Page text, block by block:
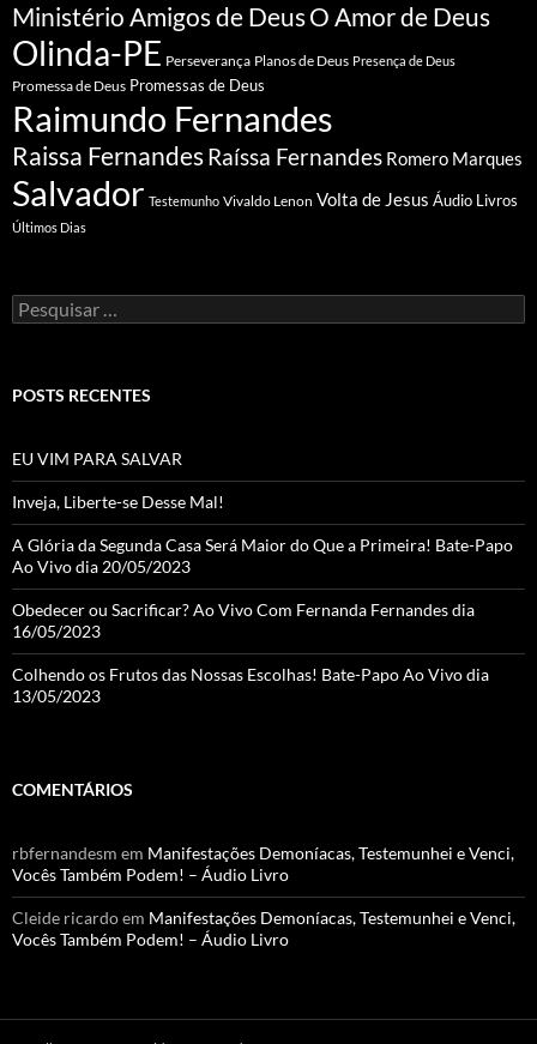
Ministério Amigos de DeusO Amor de Deus
Olinda-PE Perseverança Planos de Deus Presença de Deus
Promessa de Deus Promessas de Deus
Raimundo Fernandes
Raissa FernandesRaíssa Fernandes Romero Marques
Salvador Testemunho Vivaldo Lenon Volta de Jesus Áudio Livros
Últimos Dias
Pesquisar
por:
POSTS RECENTES
EU VIM PARA SALVAR
Inveja, Liberte-se Desse Mal!
A Glória da Segunda Casa Será Maior do Que a Primeira! Bate-Papo
Ao Vivo dia 20/05/2023
Obedecer ou Sacrificar? Ao Vivo Com Fernanda Fernandes dia
16/05/2023
Colhendo os Frutos das Nossas Escolhas! Bate-Papo Ao Vivo dia
13/05/2023
COMENTÁRIOS
rbfernandesm em Manifestações Demoníacas, Testemunhei e Venci,
Vocês Também Podem! – Áudio Livro
Cleide ricardoem Manifestações Demoníacas, Testemunhei e Venci,
Vocês Também Podem! – Áudio Livro